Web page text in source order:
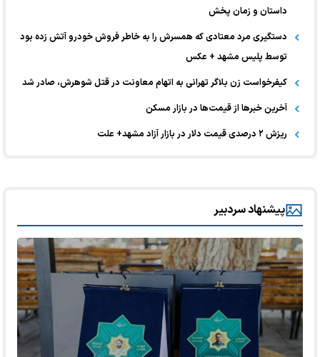
داستان و زمان پخش
دستگیری مرد معتادی که همسرش را به خاطر فروش خودرو آتش زده بود
توسط پلیس مشهد + عکس
کیفرخواست زن بلاگر تهرانی به اتهام معاونت در قتل شوهرش، صادر شد
آخرین خبر‌ها از قیمت‌ها در بازار مسکن
ریزش ۲ درصدی قیمت دلار در بازار آزاد مشهد+ علت
پیشنهاد سردبیر